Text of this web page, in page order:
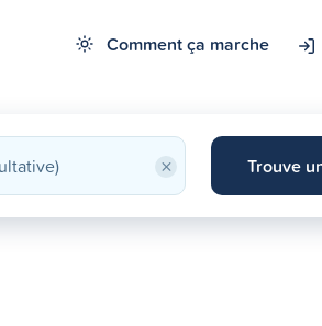
Comment ça marche
× Trouve